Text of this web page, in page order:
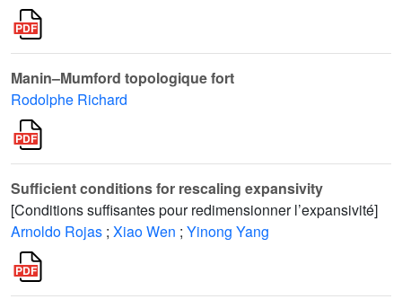
Manin–Mumford topologique fort
Rodolphe Richard
Sufficient conditions for rescaling expansivity
[Conditions suffisantes pour redimensionner l’expansivité]
Arnoldo Rojas ; Xiao Wen ; Yinong Yang